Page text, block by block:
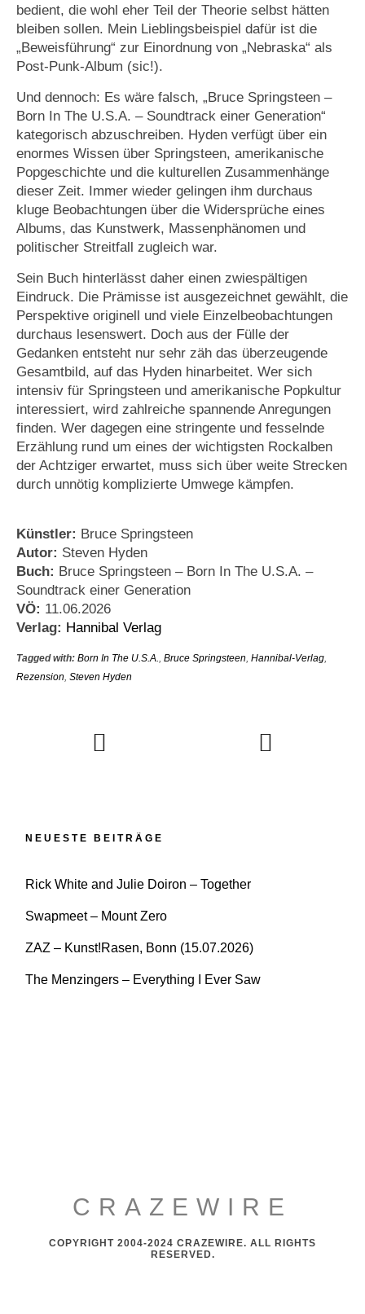
bedient, die wohl eher Teil der Theorie selbst hätten
bleiben sollen. Mein Lieblingsbeispiel dafür ist die
„Beweisführung“ zur Einordnung von „Nebraska“ als
Post-Punk-Album (sic!).
Und dennoch: Es wäre falsch, „Bruce Springsteen –
Born In The U.S.A. – Soundtrack einer Generation“
kategorisch abzuschreiben. Hyden verfügt über ein
enormes Wissen über Springsteen, amerikanische
Popgeschichte und die kulturellen Zusammenhänge
dieser Zeit. Immer wieder gelingen ihm durchaus
kluge Beobachtungen über die Widersprüche eines
Albums, das Kunstwerk, Massenphänomen und
politischer Streitfall zugleich war.
Sein Buch hinterlässt daher einen zwiespältigen
Eindruck. Die Prämisse ist ausgezeichnet gewählt, die
Perspektive originell und viele Einzelbeobachtungen
durchaus lesenswert. Doch aus der Fülle der
Gedanken entsteht nur sehr zäh das überzeugende
Gesamtbild, auf das Hyden hinarbeitet. Wer sich
intensiv für Springsteen und amerikanische Popkultur
interessiert, wird zahlreiche spannende Anregungen
finden. Wer dagegen eine stringente und fesselnde
Erzählung rund um eines der wichtigsten Rockalben
der Achtziger erwartet, muss sich über weite Strecken
durch unnötig komplizierte Umwege kämpfen.
Künstler: Bruce Springsteen
Autor: Steven Hyden
Buch: Bruce Springsteen – Born In The U.S.A. –
Soundtrack einer Generation
VÖ: 11.06.2026
Verlag: Hannibal Verlag
Tagged with: Born In The U.S.A., Bruce Springsteen, Hannibal-Verlag,
Rezension, Steven Hyden
NEUESTE BEITRÄGE
Rick White and Julie Doiron – Together
Swapmeet – Mount Zero
ZAZ – Kunst!Rasen, Bonn (15.07.2026)
The Menzingers – Everything I Ever Saw
CRAZEWIRE
COPYRIGHT 2004-2024 CRAZEWIRE. ALL RIGHTS
RESERVED.